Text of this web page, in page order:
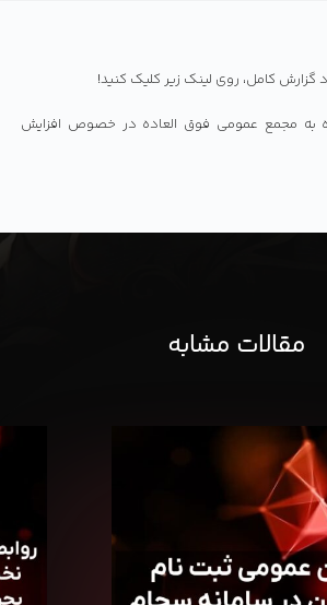
کامل، روی لینک زیر کلیک کنید!
به مجمع عمومی فوق العاده در خصوص افزایش
مقالات مشابه